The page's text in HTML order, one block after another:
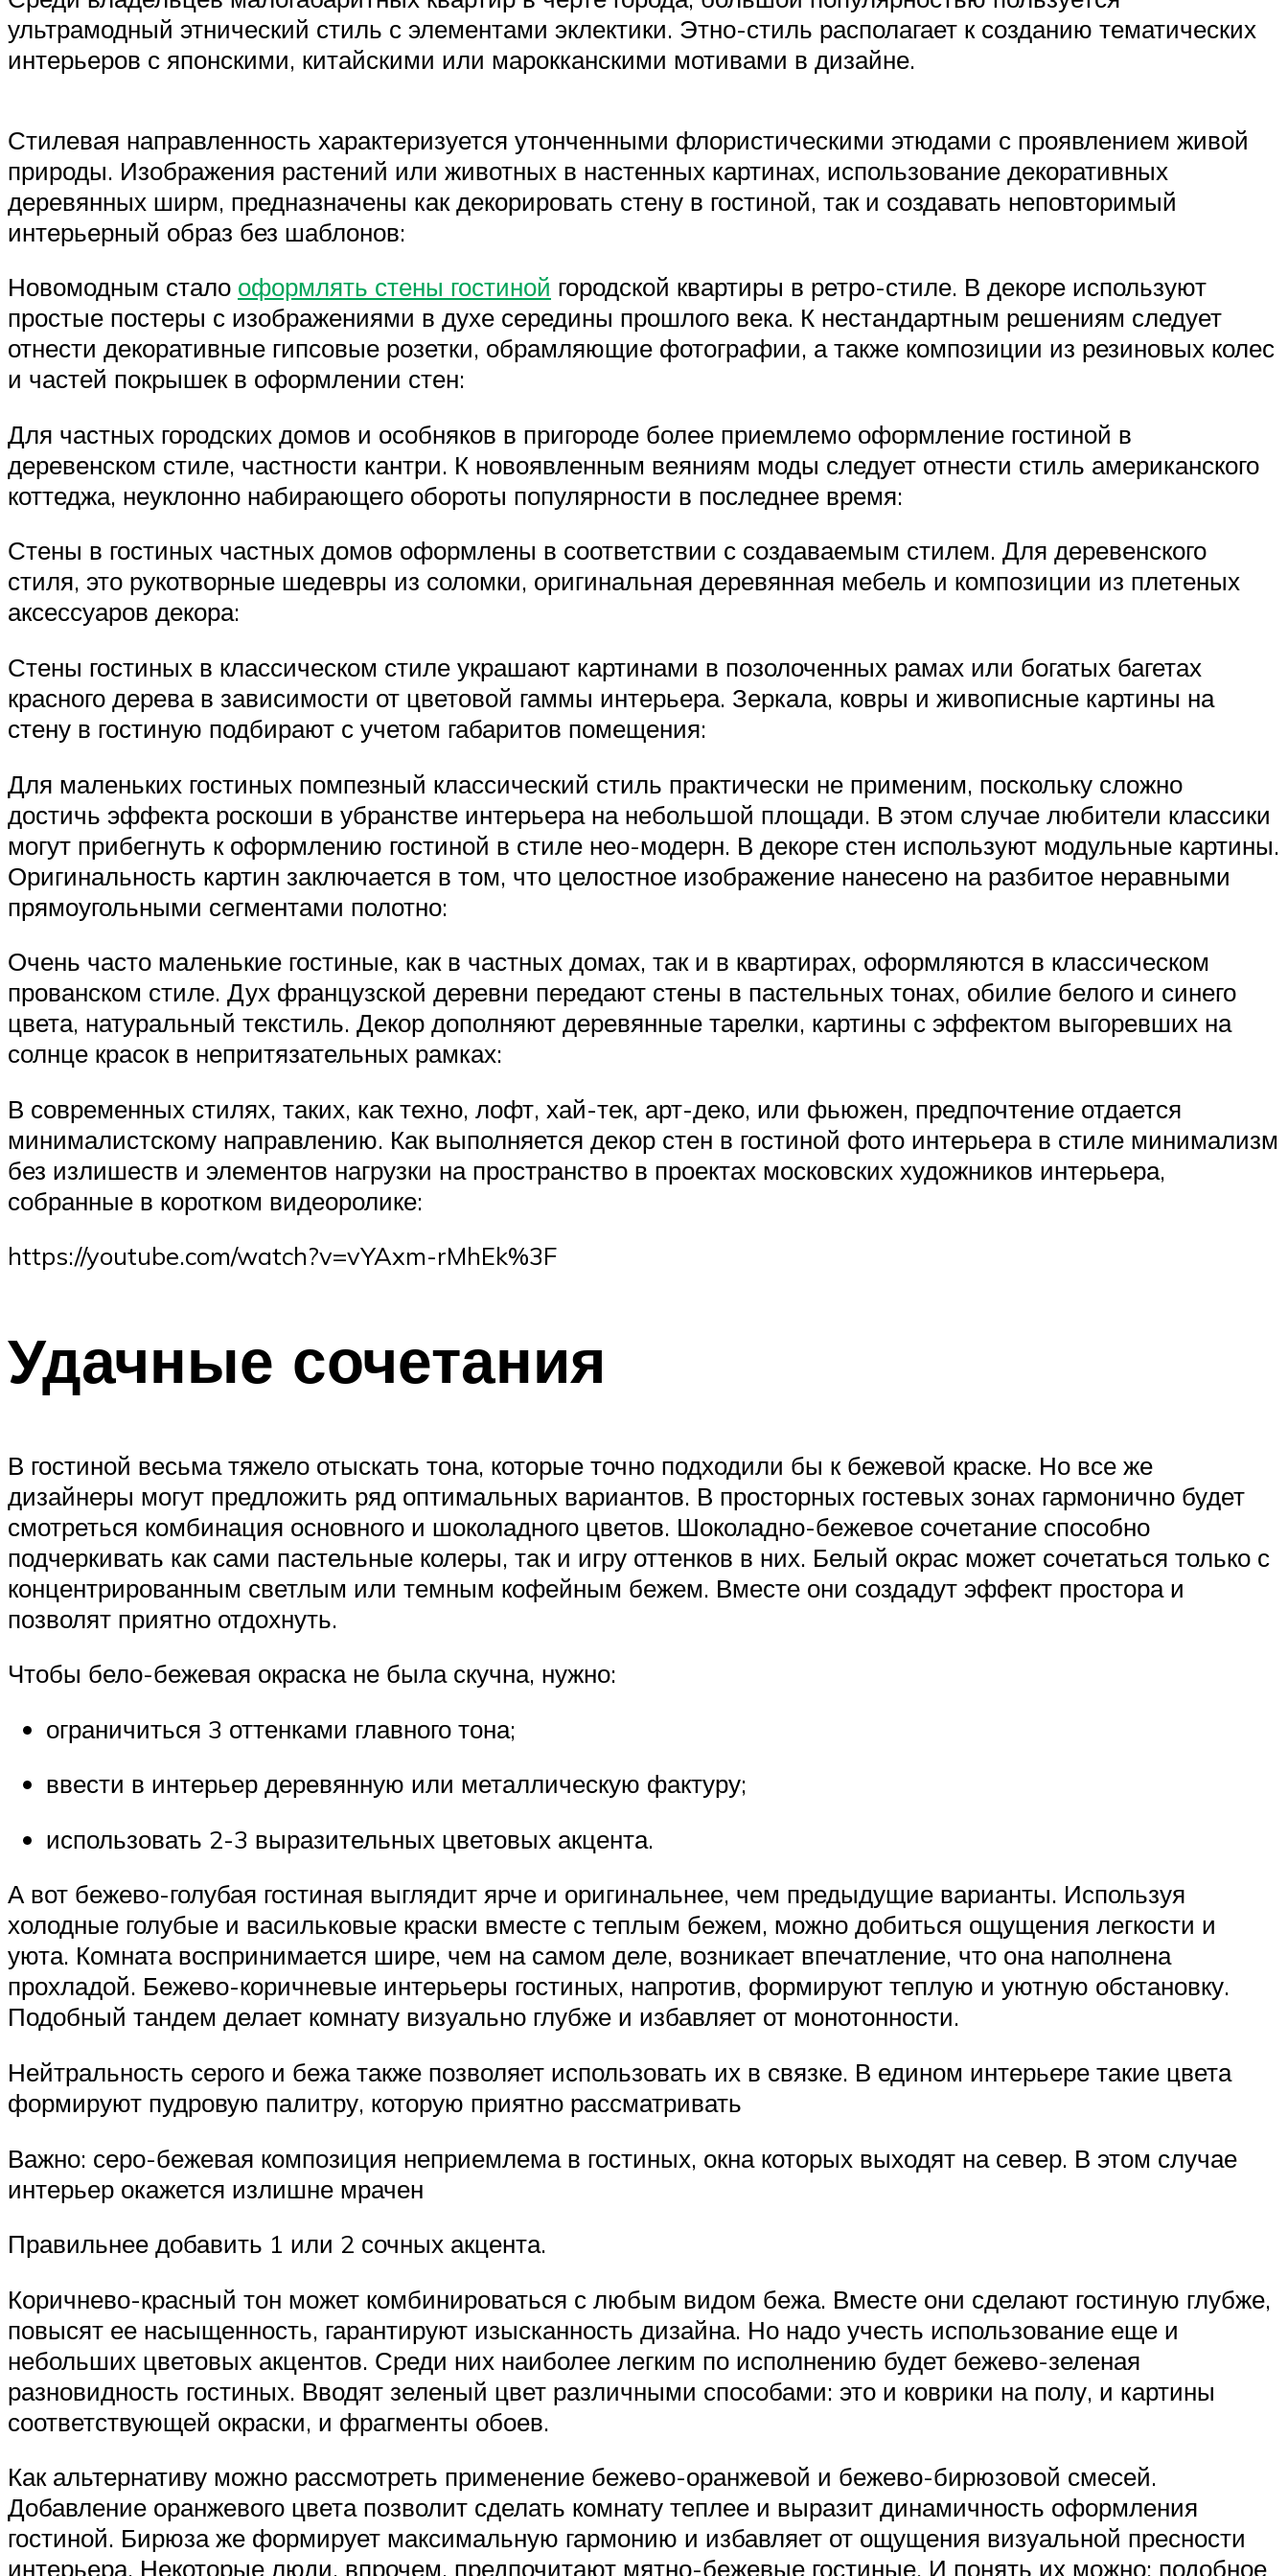
ультрамодный этнический стиль с элементами эклектики. Этно-стиль располагает к созданию тематических
интерьеров с японскими, китайскими или марокканскими мотивами в дизайне.
Стилевая направленность характеризуется утонченными флористическими этюдами с проявлением живой
природы. Изображения растений или животных в настенных картинах, использование декоративных
деревянных ширм, предназначены как декорировать стену в гостиной, так и создавать неповторимый
интерьерный образ без шаблонов:
Новомодным стало оформлять стены гостиной городской квартиры в ретро-стиле. В декоре используют
простые постеры с изображениями в духе середины прошлого века. К нестандартным решениям следует
отнести декоративные гипсовые розетки, обрамляющие фотографии, а также композиции из резиновых колес
и частей покрышек в оформлении стен:
Для частных городских домов и особняков в пригороде более приемлемо оформление гостиной в
деревенском стиле, частности кантри. К новоявленным веяниям моды следует отнести стиль американского
коттеджа, неуклонно набирающего обороты популярности в последнее время:
Стены в гостиных частных домов оформлены в соответствии с создаваемым стилем. Для деревенского
стиля, это рукотворные шедевры из соломки, оригинальная деревянная мебель и композиции из плетеных
аксессуаров декора:
Стены гостиных в классическом стиле украшают картинами в позолоченных рамах или богатых багетах
красного дерева в зависимости от цветовой гаммы интерьера. Зеркала, ковры и живописные картины на
стену в гостиную подбирают с учетом габаритов помещения:
Для маленьких гостиных помпезный классический стиль практически не применим, поскольку сложно
достичь эффекта роскоши в убранстве интерьера на небольшой площади. В этом случае любители классики
могут прибегнуть к оформлению гостиной в стиле нео-модерн. В декоре стен используют модульные картины.
Оригинальность картин заключается в том, что целостное изображение нанесено на разбитое неравными
прямоугольными сегментами полотно:
Очень часто маленькие гостиные, как в частных домах, так и в квартирах, оформляются в классическом
прованском стиле. Дух французской деревни передают стены в пастельных тонах, обилие белого и синего
цвета, натуральный текстиль. Декор дополняют деревянные тарелки, картины с эффектом выгоревших на
солнце красок в непритязательных рамках:
В современных стилях, таких, как техно, лофт, хай-тек, арт-деко, или фьюжен, предпочтение отдается
минималистскому направлению. Как выполняется декор стен в гостиной фото интерьера в стиле минимализм
без излишеств и элементов нагрузки на пространство в проектах московских художников интерьера,
собранные в коротком видеоролике:
https://youtube.com/watch?v=vYAxm-rMhEk%3F
Удачные сочетания
В гостиной весьма тяжело отыскать тона, которые точно подходили бы к бежевой краске. Но все же
дизайнеры могут предложить ряд оптимальных вариантов. В просторных гостевых зонах гармонично будет
смотреться комбинация основного и шоколадного цветов. Шоколадно-бежевое сочетание способно
подчеркивать как сами пастельные колеры, так и игру оттенков в них. Белый окрас может сочетаться только с
концентрированным светлым или темным кофейным бежем. Вместе они создадут эффект простора и
позволят приятно отдохнуть.
Чтобы бело-бежевая окраска не была скучна, нужно:
ограничиться 3 оттенками главного тона;
ввести в интерьер деревянную или металлическую фактуру;
использовать 2-3 выразительных цветовых акцента.
А вот бежево-голубая гостиная выглядит ярче и оригинальнее, чем предыдущие варианты. Используя
холодные голубые и васильковые краски вместе с теплым бежем, можно добиться ощущения легкости и
уюта. Комната воспринимается шире, чем на самом деле, возникает впечатление, что она наполнена
прохладой. Бежево-коричневые интерьеры гостиных, напротив, формируют теплую и уютную обстановку.
Подобный тандем делает комнату визуально глубже и избавляет от монотонности.
Нейтральность серого и бежа также позволяет использовать их в связке. В едином интерьере такие цвета
формируют пудровую палитру, которую приятно рассматривать
Важно: серо-бежевая композиция неприемлема в гостиных, окна которых выходят на север. В этом случае
интерьер окажется излишне мрачен
Правильнее добавить 1 или 2 сочных акцента.
Коричнево-красный тон может комбинироваться с любым видом бежа. Вместе они сделают гостиную глубже,
повысят ее насыщенность, гарантируют изысканность дизайна. Но надо учесть использование еще и
небольших цветовых акцентов. Среди них наиболее легким по исполнению будет бежево-зеленая
разновидность гостиных. Вводят зеленый цвет различными способами: это и коврики на полу, и картины
соответствующей окраски, и фрагменты обоев.
Как альтернативу можно рассмотреть применение бежево-оранжевой и бежево-бирюзовой смесей.
Добавление оранжевого цвета позволит сделать комнату теплее и выразит динамичность оформления
гостиной. Бирюза же формирует максимальную гармонию и избавляет от ощущения визуальной пресности
интерьера. Некоторые люди, впрочем, предпочитают мятно-бежевые гостиные. И понять их можно: подобное